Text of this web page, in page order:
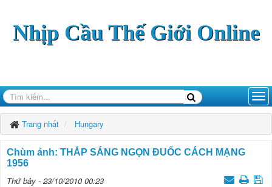
Nhịp Cầu Thế Giới Online
Trang nhất Hungary
Chùm ảnh: THẮP SÁNG NGỌN ĐUỐC CÁCH MẠNG
1956
Thứ bảy - 23/10/2010 00:23